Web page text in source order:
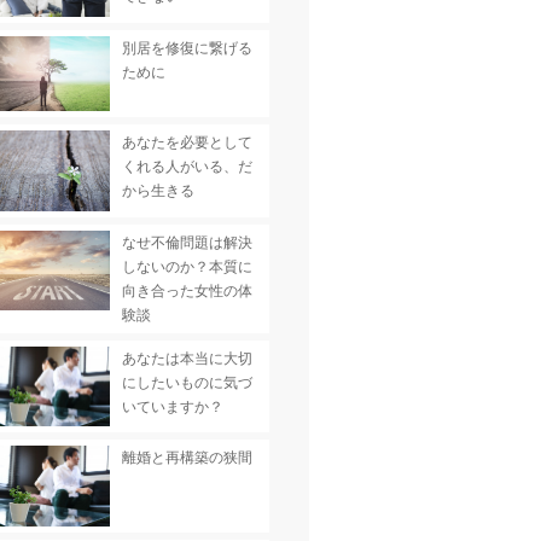
別居を修復に繋げる
ために
あなたを必要として
くれる人がいる、だ
から生きる
なせ不倫問題は解決
しないのか？本質に
向き合った女性の体
験談
あなたは本当に大切
にしたいものに気づ
いていますか？
離婚と再構築の狭間